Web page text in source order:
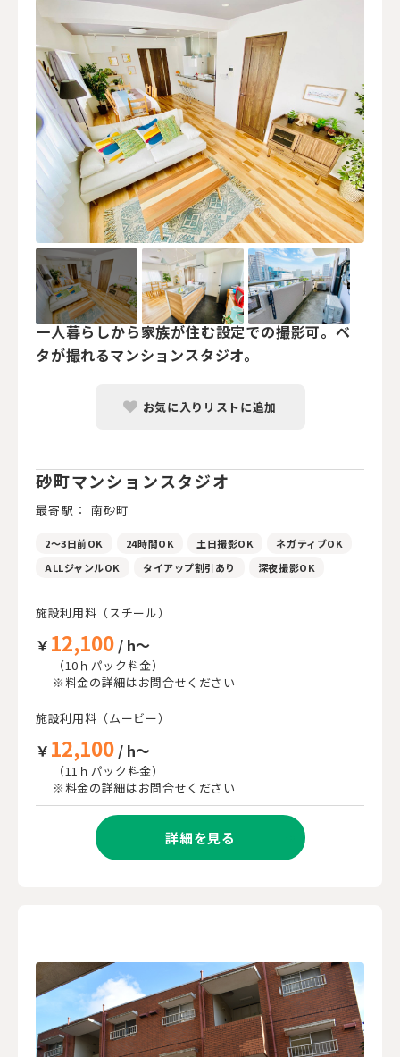
一人暮らしから家族が住む設定での撮影可。ベ
タが撮れるマンションスタジオ。
お気に入りリストに追加
砂町マンションスタジオ
最寄駅： 南砂町
2～3日前OK 24時間OK 土日撮影OK
ネガティブOK
ALLジャンルOK
タイアップ割引あり 深夜撮影OK
施設利用料（スチール）
￥ 12,100 / h～
（10ｈパック料金）
※料金の詳細はお問合せください
施設利用料（ムービー）
￥ 12,100 / h～
（11ｈパック料金）
※料金の詳細はお問合せください
詳細を見る